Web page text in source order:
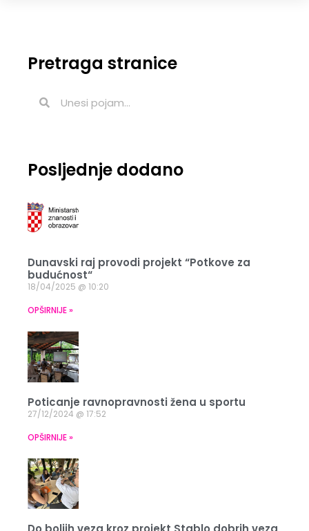
Pretraga stranice
Posljednje dodano
Dunavski raj provodi projekt “Potkove za
budućnost“
18/04/2025
10:20
OPŠIRNIJE »
Poticanje ravnopravnosti žena u sportu
27/12/2024
17:52
OPŠIRNIJE »